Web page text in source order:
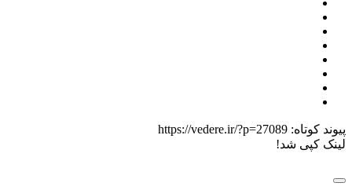
پیوند کوتاه: https://vedere.ir/?p=27089
لینک کپی شد!